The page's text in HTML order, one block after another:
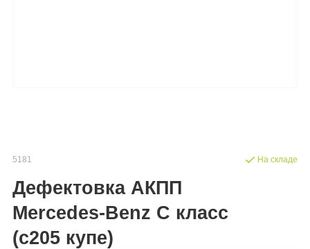
5181
Дефектовка АКПП
Mercedes-Benz C класс
(c205 купе)
На складе